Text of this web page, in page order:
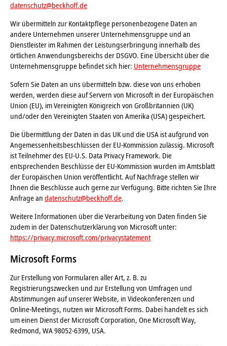
datenschutz@beckhoff.de
Wir übermitteln zur Kontaktpflege personenbezogene Daten an
andere Unternehmen unserer Unternehmensgruppe und an
Dienstleister im Rahmen der Leistungserbringung innerhalb des
örtlichen Anwendungsbereichs der DSGVO. Eine Übersicht über die
Unternehmensgruppe befindet sich hier: Unternehmensgruppe
Sofern Sie Daten an uns übermitteln bzw. diese von uns erhoben
werden, werden diese auf Servern von Microsoft in der Europäischen
Union (EU), im Vereinigten Königreich von Großbritannien (UK)
und/oder den Vereinigten Staaten von Amerika (USA) gespeichert.
Die Übermittlung der Daten in das UK und die USA ist aufgrund von
Angemessenheitsbeschlüssen der EU-Kommission zulässig. Microsoft
ist Teilnehmer des EU-U.S. Data Privacy Framework. Die
entsprechenden Beschlüsse der EU-Kommission wurden im Amtsblatt
der Europäischen Union veröffentlicht. Auf Nachfrage stellen wir
Ihnen die Beschlüsse auch gerne zur Verfügung. Bitte richten Sie Ihre
Anfrage an datenschutz@beckhoff.de.
Weitere Informationen über die Verarbeitung von Daten finden Sie
zudem in der Datenschutzerklärung von Microsoft unter:
https://privacy.microsoft.com/privacystatement
Microsoft Forms
Zur Erstellung von Formularen aller Art, z. B. zu
Registrierungszwecken und zur Erstellung von Umfragen und
Abstimmungen auf unserer Website, in Videokonferenzen und
Online-Meetings, nutzen wir Microsoft Forms. Dabei handelt es sich
um einen Dienst der Microsoft Corporation, One Microsoft Way,
Redmond, WA 98052-6399, USA.